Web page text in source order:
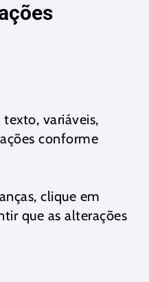
variáveis,
conforme
clique em
que as alterações